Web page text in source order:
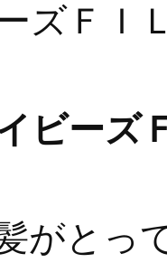
ズＦＩ
ビーズ
がとっ